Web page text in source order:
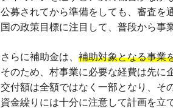
公募されてから準備をしても、審査を
国の政策目標に注目して、普段から事
さらに補助金は、 補助対象となる事業
そのため、村事業に必要な経費は先に
交付額は全額ではなく一部となり、そ
資金繰りには十分に注意して計画を立